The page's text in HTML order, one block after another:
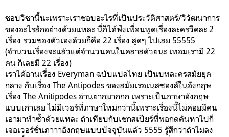
ชอบวิชานี้นะเพราะเราชอบอะไรที่เป็นประวัติศาสตร์/วิวัฒนาการ
ของอะไรสักอย่างด้วยแหละ นี่ก็ได้ฟังเพื่อนพูดเรื่องละครวีคละ 2
เรื่อง รวมของตัวเองด้วยก็คือ 22 เรื่อง สุดๆ ไปเลย 55555
(จำนวนเรื่องจะแล้วแต่จำนวนคนในคลาสด้วยนะ เทอมเรามี 22
คน ก็เลยมี 22 เรื่อง)
เราได้อ่านเรื่อง Everyman ฉบับแปลไทย เป็นบทละครสมัยยุค
กลาง กับเรื่อง The Antipodes ของสมัยเรอเนสซองส์ในอังกฤษ
เรื่อง The Anitipodes อ่านยากมากกก เพราะเป็นภาษาอังกฤษ
แบบเก่าเลย ไม่มีเวอร์ที่ภาษาใหม่กว่านี้เพราะเรื่องนี้ไม่ค่อยมีคน
เอามาทำซ้ำด้วยแหละ ถ้าเทียบกับเชกสเปียร์ที่พอกดค้นหาไปก็
เจอเวอร์ชั่นภาาาอังกฤษแบบปัจจุบันแล้ว 5555 รู้สึกว่าถ้าไม่ลง